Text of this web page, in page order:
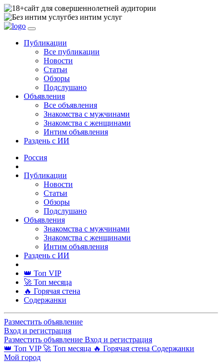
сайт для совершеннолетней аудитории
без интим услуг
Публикации
Все публикации
Новости
Статьи
Обзоры
Подслушано
Объявления
Все объявления
Знакомства с мужчинами
Знакомства с женщинами
Интим объявления
Раздень с ИИ
Россия
Публикации
Новости
Статьи
Обзоры
Подслушано
Объявления
Знакомства с мужчинами
Знакомства с женщинами
Интим объявления
Раздень с ИИ
👑 Топ VIP
🚀 Топ месяца
🔥 Горячая стена
Содержанки
Разместить объявление
Вход и регистрация
Разместить объявление Вход и регистрация
👑 Топ VIP 🚀 Топ месяца 🔥 Горячая стена Содержанки
Мой город